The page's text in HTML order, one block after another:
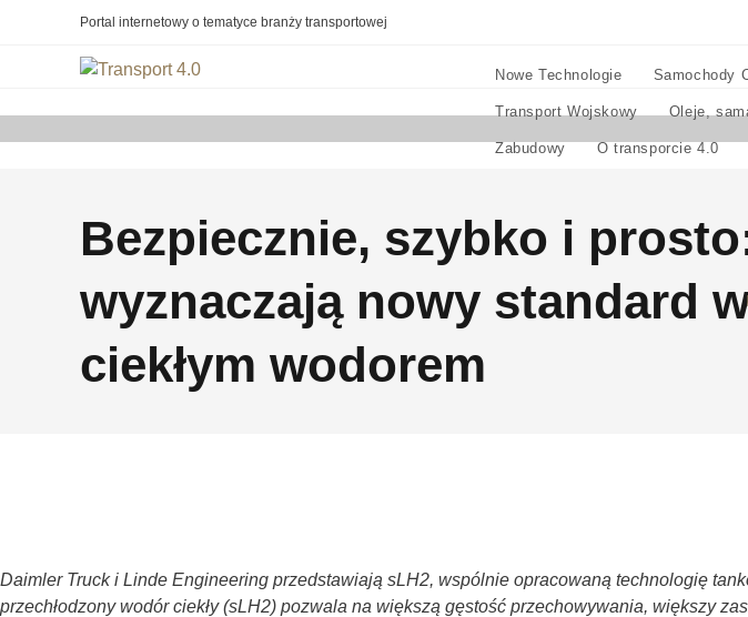
Portal internetowy o tematyce branży transportowej
Nowe Technologie Samochody
Transport Wojskowy Oleje,
Zabudowy O transporcie 4.0
Bezpiecznie, szybko i
wyznaczają nowy standard
ciekłym wodorem
Daimler Truck i Linde Engineering przedstawiają sLH2, wspólnie opracowaną technologię
przechłodzony wodór ciekły (sLH2) pozwala na większą gęstość przechowywania, większy